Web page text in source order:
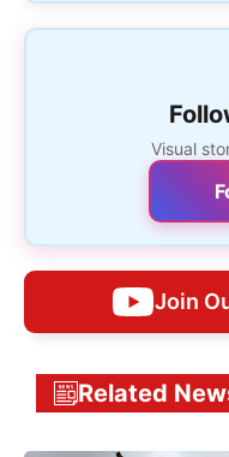
Visual
Join
Related